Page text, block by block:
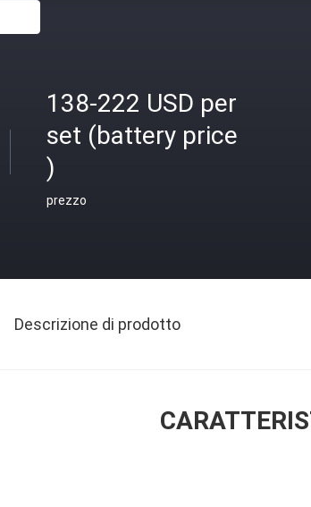
138-222 USD per
set (battery price
)
prezzo
Descrizione di prodotto